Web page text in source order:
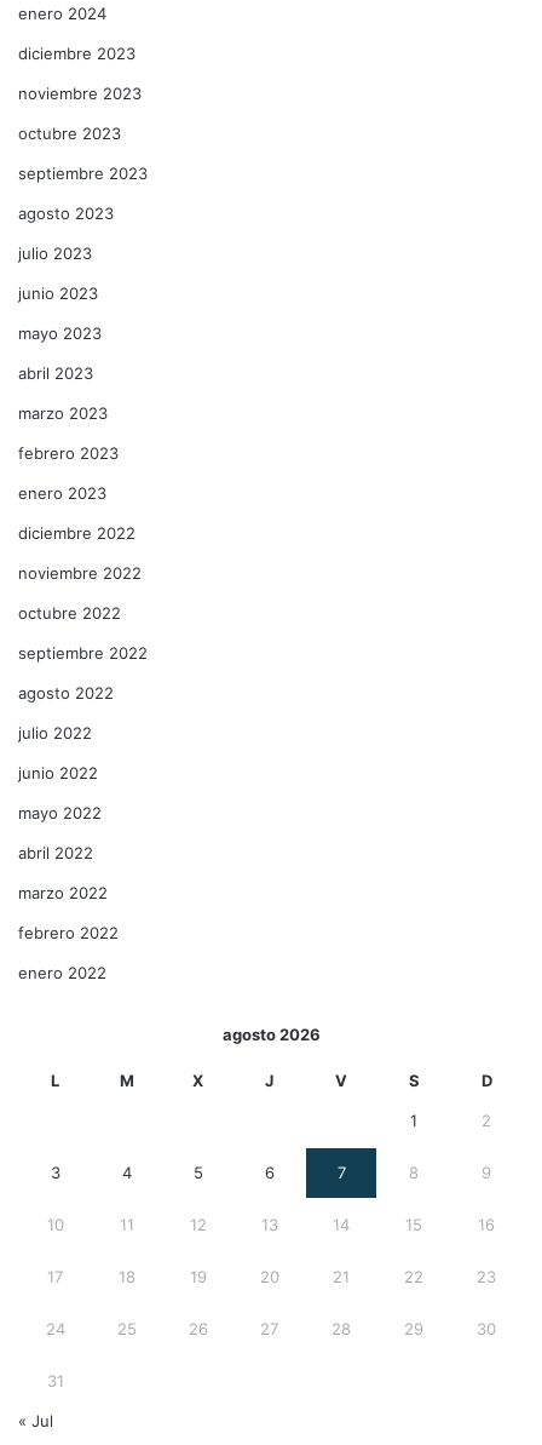
enero 2024
diciembre 2023
noviembre 2023
octubre 2023
septiembre 2023
agosto 2023
julio 2023
junio 2023
mayo 2023
abril 2023
marzo 2023
febrero 2023
enero 2023
diciembre 2022
noviembre 2022
octubre 2022
septiembre 2022
agosto 2022
julio 2022
junio 2022
mayo 2022
abril 2022
marzo 2022
febrero 2022
enero 2022
agosto 2026
L M X J V S D
1 2
3 4 5 6 7 8 9
10 11 12 13 14 15 16
17 18 19 20 21 22 23
24 25 26 27 28 29 30
31
« Jul